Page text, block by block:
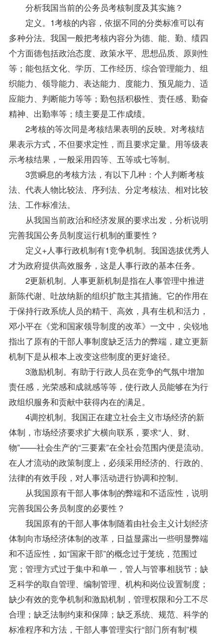
分析我国当前的公务员考核制度及其实施？
定义。1考核的内容，依据不同的分类标准可以有
多种分法。我国一般把考核内容分为德、能、勤、绩四
个方面德包括政治态度、政策水平、思想品质、原则性
等；能包括文化、学历、工作经历、综合管理能力、组
织能力、领导能力、表达能力、度能力、预见能力、适
应能力、判断能力等等；勤包括积极性、责任感、勤奋
精神、出勤率等；绩主要是工作成绩。
2考核的等次同是考核结果表明的反映。对考核结
果表示方式，不但要求定性，而且要求定量。用等级表
示考核结果，一般采用四等、五等或七等制。
3赏瞬息的考核方法，有以下几种：个人判断考核
法、代表人物比较法、序列法、分定考核法、相对比较
法、工作标准法。
从我国当前政治和经济发展的要求出发，分析说明
完善我国公务员制度运行机制的重要性？
定义+人事行政机制有1竞争机制。我国选拔优秀人
才为政府提供高效服务，这是人事行政的基本任务。
2更新机制。人事更新机制是指在人事管理中推进
新陈代谢、吐故纳新的组织扩散主其措施。它的作用在
于保持行政系统人员的精干、高效，具有生机和活力，
邓小平在《党和国家领导制度的改革》一文中，尖锐地
指出了原有的干部人事制度缺乏活力的弊端，建立更新
机制下是从根本上改变这些制度的更好途径。
3激励机制。有助于行政人员在竞争的气氛中增加
责任感，光荣感和成就感等等，使行政人员能够在为行
政组织服务和贡献中获得内在的满足。
4调控机制。我国正在建立社会主义市场经济的新
体制，市场经济要求扩大横向联系，要求“人、财、
物”——社会生产的“三要素”在全社会范围内便是流动。
在人才流动的政策制度上，必须采用经济的、行政的、
法律的有效手段，对人事活动进行协调和控制。
从我国原有干部人事体制的弊端和不适应性，说明
完善我国公务员制度的必要性？
我国原有的干部人事体制随着由社会主义计划经济
体制向市场经济体制的改革，日益显露出一些明显弊端
和不适应性，如“国家干部”的概念过于笼统，范围过
宽；管理方式过于集中和单一，管人与管事相脱节；缺
乏科学的取自管理、编制管理、机构和岗位设置制度；
缺少有效的竞争机制和激励机制，管理权限和分工不尽
合理；缺乏法制约束和保障；缺乏系统、规范、科学的
标准程序和方法，干部人事管理实行“部门所有制”模